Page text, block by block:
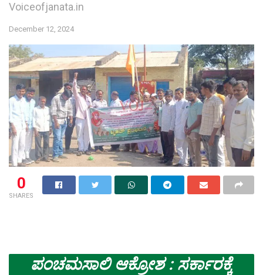
Voiceofjanata.in
December 12, 2024
0
SHARES
ಪಂಚಮಸಾಲಿ ಆಕ್ರೋಶ : ಸರ್ಕಾರಕ್ಕೆ